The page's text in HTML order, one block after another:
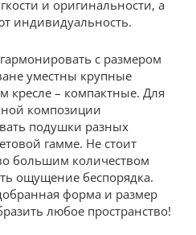
и оригинальности, а
индивидуальность.
с размером
уместны крупные
кресле – компактные. Для
композиции
подушки разных
гамме. Не стоит
большим количеством
ощущение беспорядка.
форма и размер
любое пространство!